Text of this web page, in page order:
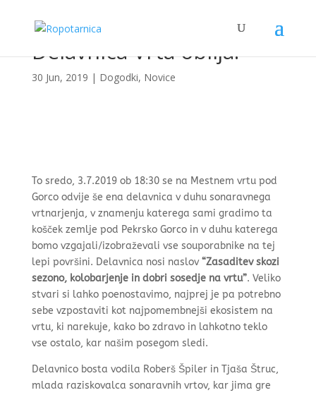
Delavnica Vrta obilja!
30 Jun, 2019 | Dogodki, Novice
To sredo, 3.7.2019 ob 18:30 se na Mestnem vrtu pod
Gorco odvije še ena delavnica v duhu sonaravnega
vrtnarjenja, v znamenju katerega sami gradimo ta
košček zemlje pod Pekrsko Gorco in v duhu katerega
bomo vzgajali/izobraževali vse souporabnike na tej
lepi površini. Delavnica nosi naslov“Zasaditev skozi
sezono, kolobarjenje in dobri sosedje na vrtu”. Veliko
stvari si lahko poenostavimo, najprej je pa potrebno
sebe vzpostaviti kot najpomembnejši ekosistem na
vrtu, ki narekuje, kako bo zdravo in lahkotno teklo
vse ostalo, kar našim posegom sledi.
Delavnico bosta vodila Roberš Špiler in Tjaša Štruc,
mlada raziskovalca sonaravnih vrtov, kar jima gre